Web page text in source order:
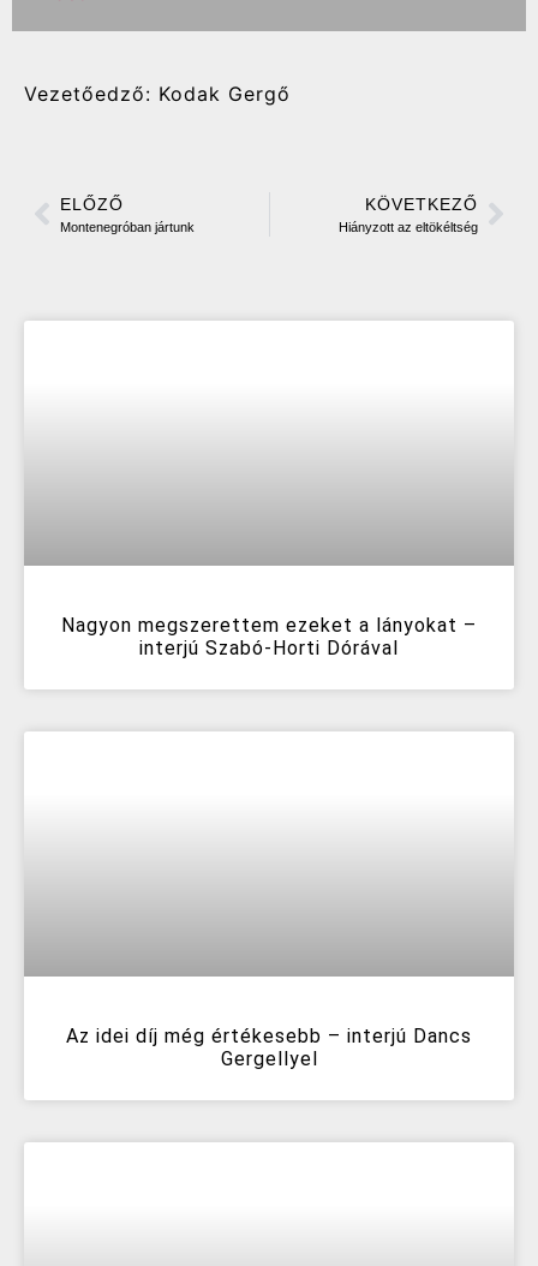
Vezetőedző: Kodak Gergő
ELŐZŐ
Montenegróban jártunk
KÖVETKEZŐ
Hiányzott az eltökéltség
Nagyon megszerettem ezeket a lányokat –
interjú Szabó-Horti Dórával
Az idei díj még értékesebb – interjú Dancs
Gergellyel